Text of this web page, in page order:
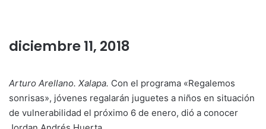
diciembre 11, 2018
Arturo Arellano. Xalapa. Con el programa «Regalemos
sonrisas», jóvenes regalarán juguetes a niños en situación
de vulnerabilidad el próximo 6 de enero, dió a conocer